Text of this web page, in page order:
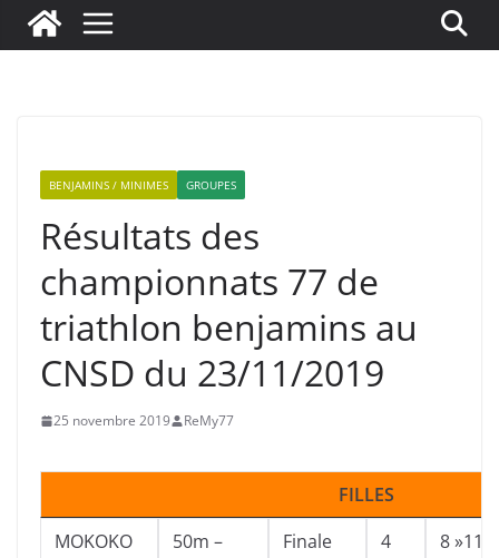
BENJAMINS / MINIMES GROUPES
Résultats des
championnats 77 de
triathlon benjamins au
CNSD du 23/11/2019
25 novembre 2019 ReMy77
FILLES
MOKOKO
50m –
Finale
4 8 »11